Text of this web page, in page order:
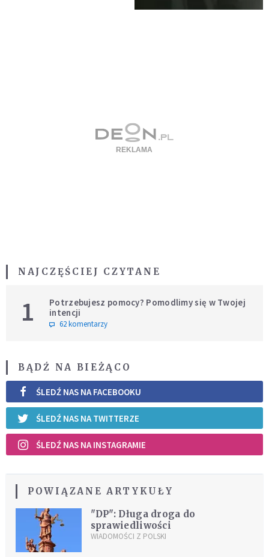
NAJCZĘŚCIEJ CZYTANE
1
Potrzebujesz pomocy? Pomodlimy się w Twojej
intencji
62 komentarzy
BĄDŹ NA BIEŻĄCO
ŚLEDŹ NAS NA FACEBOOKU
ŚLEDŹ NAS NA TWITTERZE
ŚLEDŹ NAS NA INSTAGRAMIE
POWIĄZANE ARTYKUŁY
"DP": Długa droga do
sprawiedliwości
WIADOMOŚCI Z POLSKI